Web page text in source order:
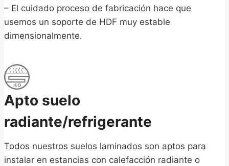
– El cuidado proceso de fabricación hace que
usemos un soporte de HDF muy estable
dimensionalmente.
Apto suelo
radiante/refrigerante
Todos nuestros suelos laminados son aptos para
instalar en estancias con calefacción radiante o